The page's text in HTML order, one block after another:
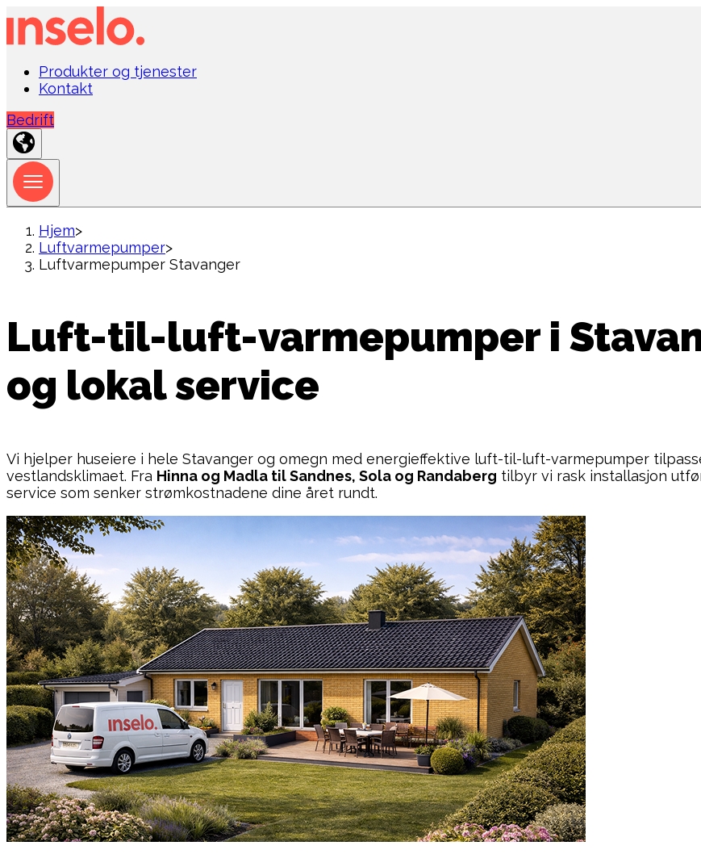
Produkter og tjenester
Kontakt
Bedrift
Hjem>
Luftvarmepumper>
Luftvarmepumper Stavanger
Luft-til-luft-varmepumper i
og lokal service
Vi hjelper huseiere i hele Stavanger og omegn med energieffektive luft-til-luft-varmepumper
vestlandsklimaet. Fra Hinna og Madla til Sandnes, Sola og Randaberg tilbyr vi rask installasjon
service som senker strømkostnadene dine året rundt.